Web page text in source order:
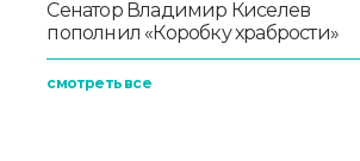
Сенатор Владимир Киселев
пополнил «Коробку храбрости»
смотреть все